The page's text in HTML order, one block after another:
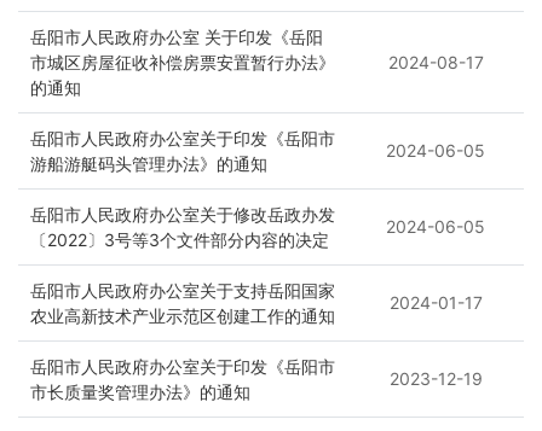
岳阳市人民政府办公室 关于印发《岳阳
市城区房屋征收补偿房票安置暂行办法》
的通知
2024-08-17
岳阳市人民政府办公室关于印发《岳阳市
游船游艇码头管理办法》的通知
2024-06-05
岳阳市人民政府办公室关于修改岳政办发
〔2022〕3号等3个文件部分内容的决定
2024-06-05
岳阳市人民政府办公室关于支持岳阳国家
农业高新技术产业示范区创建工作的通知
2024-01-17
岳阳市人民政府办公室关于印发《岳阳市
市长质量奖管理办法》的通知
2023-12-19